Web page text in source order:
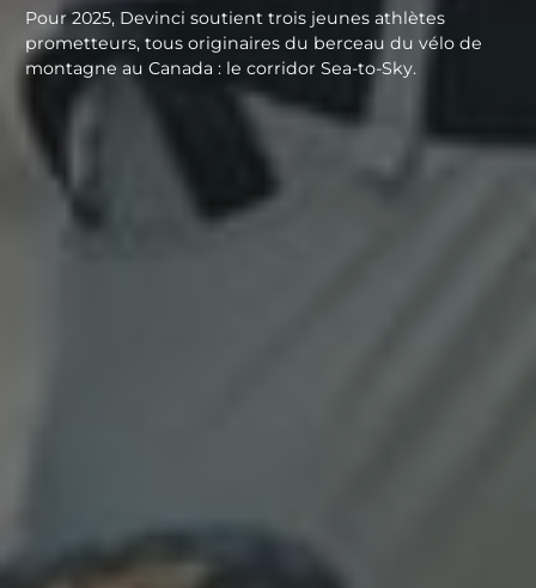
Pour 2025, Devinci soutient trois jeunes athlètes
prometteurs, tous originaires du berceau du vélo de
montagne au Canada : le corridor Sea-to-Sky.